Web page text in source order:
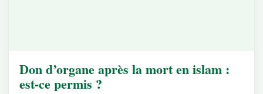
Don d’organe après la mort en islam :
est-ce permis ?